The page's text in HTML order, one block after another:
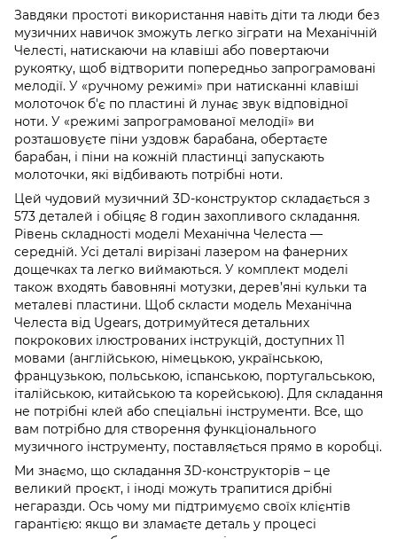
Завдяки простоті використання навіть діти та люди без
музичних навичок зможуть легко зіграти на Механічній
Челесті, натискаючи на клавіші або повертаючи
рукоятку, щоб відтворити попередньо запрограмовані
мелодії. У «ручному режимі» при натисканні клавіші
молоточок б'є по пластині й лунає звук відповідної
ноти. У «режимі запрограмованої мелодії» ви
розташовуєте піни уздовж барабана, обертаєте
барабан, і піни на кожній пластинці запускають
молоточки, які відбивають потрібні ноти.
Цей чудовий музичний 3D-конструктор складається з
573 деталей і обіцяє 8 годин захопливого складання.
Рівень складності моделі Механічна Челеста —
середній. Усі деталі вирізані лазером на фанерних
дощечках та легко виймаються. У комплект моделі
також входять бавовняні мотузки, дерев’яні кульки та
металеві пластини. Щоб скласти модель Механічна
Челеста від Ugears, дотримуйтеся детальних
покрокових ілюстрованих інструкцій, доступних 11
мовами (англійською, німецькою, українською,
французькою, польською, іспанською, португальською,
італійською, китайською та корейською). Для складання
не потрібні клей або спеціальні інструменти. Все, що
вам потрібно для створення функціонального
музичного інструменту, поставляється прямо в коробці.
Ми знаємо, що складання 3D-конструкторів – це
великий проєкт, і іноді можуть трапитися дрібні
негаразди. Ось чому ми підтримуємо своїх клієнтів
гарантією: якщо ви зламаєте деталь у процесі